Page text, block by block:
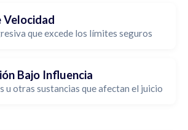
Velocidad
que excede los límites seguros
Bajo Influencia
u otras sustancias que afectan el juicio